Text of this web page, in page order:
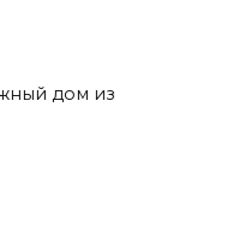
дом из